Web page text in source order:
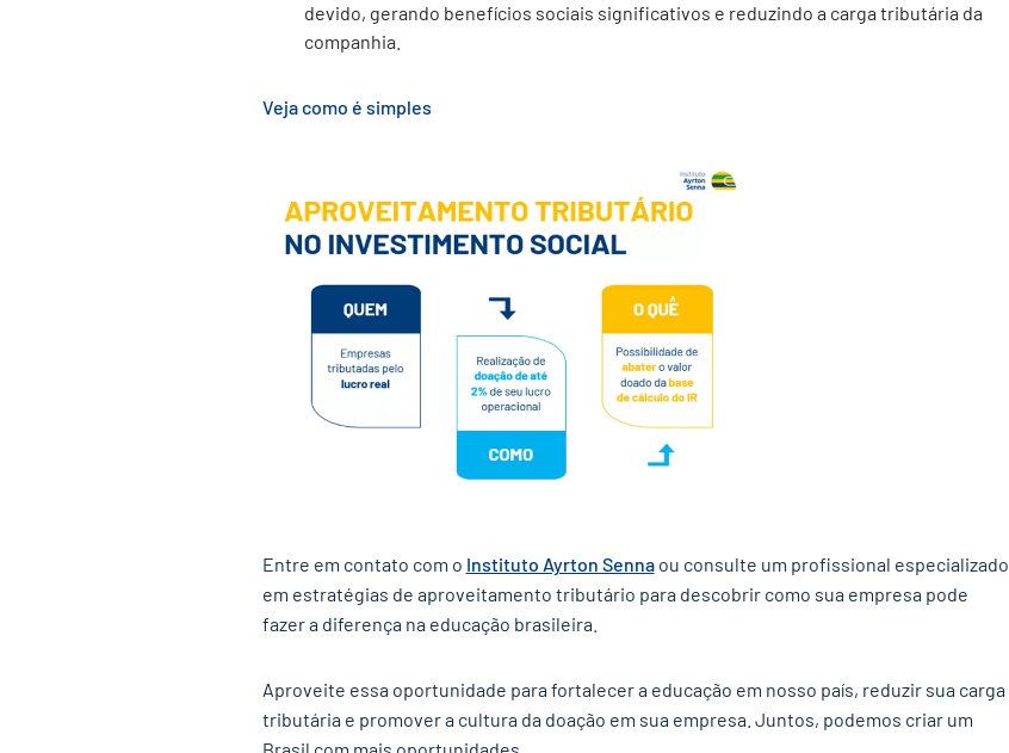
devido, gerando benefícios sociais significativos e reduzindo a carga tributária da
companhia.
Veja como é simples
Entre em contato com o Instituto Ayrton Sennaou consulte um profissional especializado
em estratégias de aproveitamento tributário para descobrir como sua empresa pode
fazer a diferença na educação brasileira.
Aproveite essa oportunidade para fortalecer a educação em nosso país, reduzir sua carga
tributária e promover a cultura da doação em sua empresa. Juntos, podemos criar um